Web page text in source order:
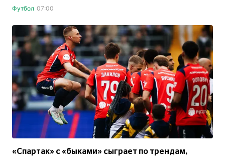
Футбол 07:00
«Спартак» с «быками» сыграет по трендам,